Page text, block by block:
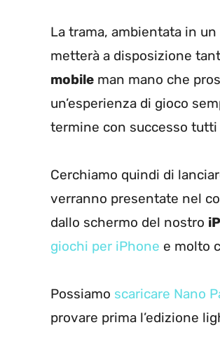
La trama, ambientata in
metterà a disposizione
mobile man mano che
un’esperienza di gioco
termine con successo
Cerchiamo quindi di
verranno presentate nel
dallo schermo del nostro
giochi per iPhone e molto
Possiamo scaricare Nano
provare prima l’edizione